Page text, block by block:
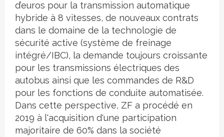
d’euros pour la transmission automatique
hybride à 8 vitesses, de nouveaux contrats
dans le domaine de la technologie de
sécurité active (système de freinage
intégré/IBC), la demande toujours croissante
pour les transmissions électriques des
autobus ainsi que les commandes de R&D
pour les fonctions de conduite automatisée.
Dans cette perspective, ZF a procédé en
2019 à l'acquisition d'une participation
majoritaire de 60% dans la société